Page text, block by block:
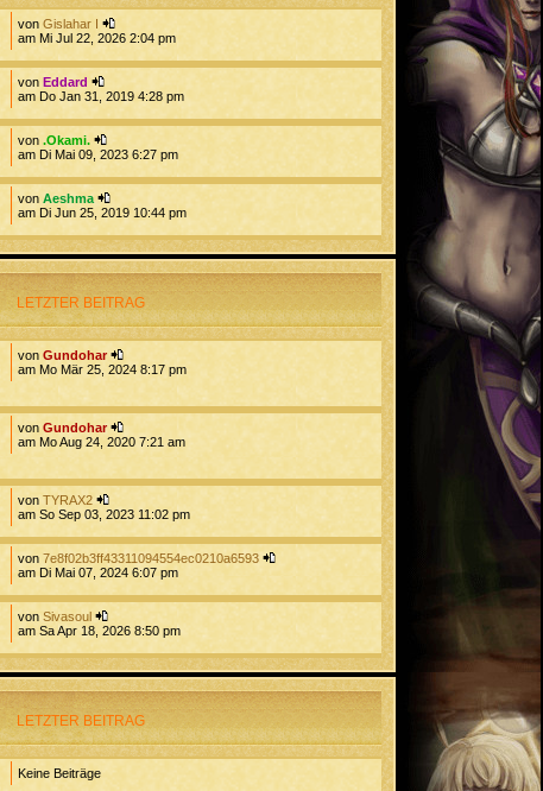
von Gislahar I
am Mi Jul 22, 2026 2:04 pm
von Eddard
am Do Jan 31, 2019 4:28 pm
von .Okami.
am Di Mai 09, 2023 6:27 pm
von Aeshma
am Di Jun 25, 2019 10:44 pm
LETZTER BEITRAG
von Gundohar
am Mo Mär 25, 2024 8:17 pm
von Gundohar
am Mo Aug 24, 2020 7:21 am
von TYRAX2
am So Sep 03, 2023 11:02 pm
von 7e8f02b3ff43311094554ec0210a6593
am Di Mai 07, 2024 6:07 pm
von Sivasoul
am Sa Apr 18, 2026 8:50 pm
LETZTER BEITRAG
Keine Beiträge